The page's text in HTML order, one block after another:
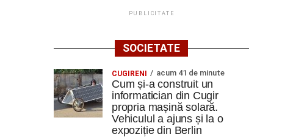
PUBLICITATE
SOCIETATE
CUGIRENI acum 41 de minute
Cum și-a construit un
informatician din Cugir
propria mașină solară.
Vehiculul a ajuns și la o
expoziție din Berlin